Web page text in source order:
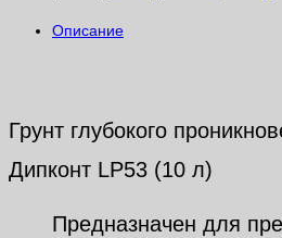
Описание
Грунт глубокого
Дипконт LP53 (10 л)
Предназначен для